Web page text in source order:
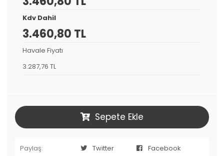
Kdv Dahil
3.460,80 TL
Havale Fiyatı
3.287,76 TL
Sepete Ekle
Paylaş: Twitter Facebook